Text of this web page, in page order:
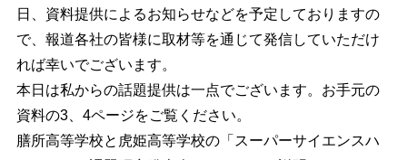
日、資料提供によるお知らせなどを予定しておりますの
で、報道各社の皆様に取材等を通じて発信していただけ
れば幸いでございます。
本日は私からの話題提供は一点でございます。お手元の
資料の3、4ページをご覧ください。
膳所高等学校と虎姫高等学校の「スーパーサイエンスハ